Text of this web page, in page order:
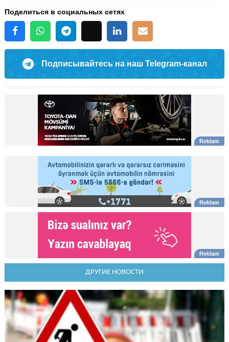
Поделиться в социальных сетях
Подписывайтесь на наш Telegram-канал
ДРУГИЕ НОВОСТИ